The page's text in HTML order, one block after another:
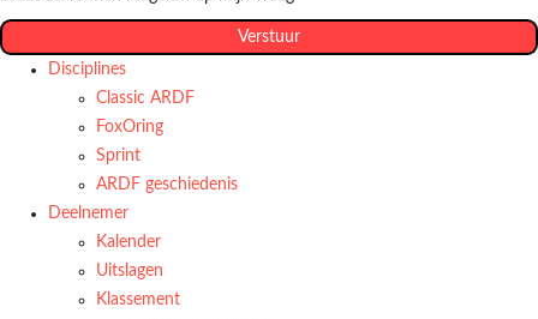
Verstuur
Disciplines
Classic ARDF
FoxOring
Sprint
ARDF geschiedenis
Deelnemer
Kalender
Uitslagen
Klassement